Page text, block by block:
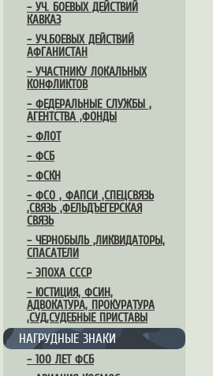
– УЧ. БОЕВЫХ ДЕЙСТВИЙ
КАВКАЗ
– УЧ.БОЕВЫХ ДЕЙСТВИЙ
АФГАНИСТАН
– УЧАСТНИКУ ЛОКАЛЬНЫХ
КОНФЛИКТОВ
– ФЕДЕРАЛЬНЫЕ СЛУЖБЫ ,
АГЕНТСТВА ,ФОНДЫ
– ФЛОТ
– ФСБ
– ФСКН
– ФСО , ФАПСИ ,СПЕЦСВЯЗЬ
,СВЯЗЬ ,ФЕЛЬДЪЕГЕРСКАЯ
СВЯЗЬ
– ЧЕРНОБЫЛЬ ,ЛИКВИДАТОРЫ,
СПАСАТЕЛИ
– ЭПОХА СССР
– ЮСТИЦИЯ, ФСИН,
АДВОКАТУРА, ПРОКУРАТУРА
,СУД,СУДЕБНЫЕ ПРИСТАВЫ
НАГРУДНЫЕ ЗНАКИ
– 100 ЛЕТ ФСБ